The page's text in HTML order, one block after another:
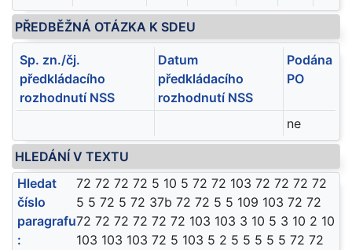
PŘEDBĚŽNÁ OTÁZKA K SDEU
Sp. zn./čj.
předkládacího
rozhodnutí NSS
Datum
předkládacího
rozhodnutí NSS
Podána
PO
ne
HLEDÁNÍ V TEXTU
Hledat
číslo
paragrafu
:
72 72 72 72 5 10 5 72 72 103 72 72 72 72
5 5 72 5 72 37b 72 72 5 5 109 103 72 72
72 72 72 72 72 72 103 103 3 10 5 3 10 2 10
103 103 103 72 5 103 5 2 5 5 5 5 5 72 72